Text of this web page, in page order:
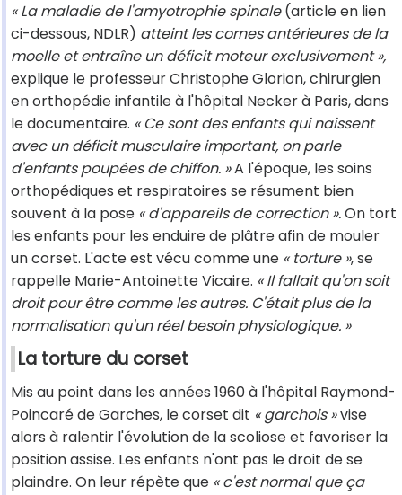
« La maladie de l'amyotrophie spinale(article en lien
ci-dessous, NDLR) atteint les cornes antérieures de la
moelle et entraîne un déficit moteur exclusivement »,
explique le professeur Christophe Glorion, chirurgien
en orthopédie infantile à l'hôpital Necker à Paris, dans
le documentaire. « Ce sont des enfants qui naissent
avec un déficit musculaire important, on parle
d'enfants poupées de chiffon. »A l'époque, les soins
orthopédiques et respiratoires se résument bien
souvent à la pose « d'appareils de correction ».On tort
les enfants pour les enduire de plâtre afin de mouler
un corset. L'acte est vécu comme une « torture », se
rappelle Marie-Antoinette Vicaire. « Il fallait qu'on soit
droit pour être comme les autres. C'était plus de la
normalisation qu'un réel besoin physiologique. »
La torture du corset
Mis au point dans les années 1960 à l'hôpital Raymond-
Poincaré de Garches, le corset dit « garchois »vise
alors à ralentir l'évolution de la scoliose et favoriser la
position assise. Les enfants n'ont pas le droit de se
plaindre. On leur répète que « c'est normal que ça